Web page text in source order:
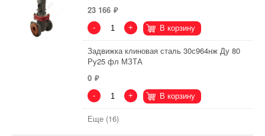
23 166
- + В корзину
Задвижка клиновая сталь 30с964нж Ду 80
Ру25 фл МЗТА
0
- + В корзину
Еще (16)